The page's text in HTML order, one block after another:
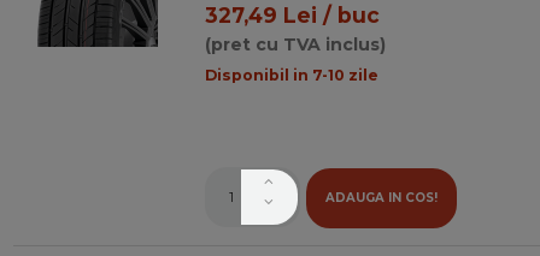
327,49 Lei / buc
(pret cu TVA inclus)
Disponibil in 7-10 zile
ADAUGA IN COS!